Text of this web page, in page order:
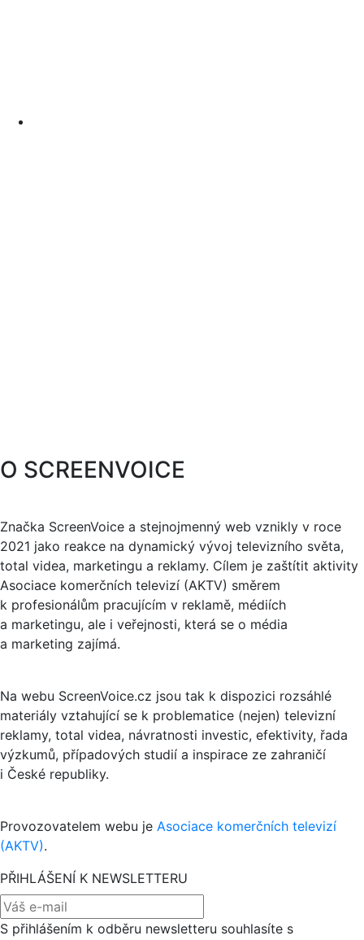
O SCREENVOICE
Značka ScreenVoice a stejnojmenný web vznikly v roce
2021 jako reakce na dynamický vývoj televizního světa,
total videa, marketingu a reklamy. Cílem je zaštítit aktivity
Asociace komerčních televizí (AKTV) směrem
k profesionálům pracujícím v reklamě, médiích
a marketingu, ale i veřejnosti, která se o média
a marketing zajímá.
Na webu ScreenVoice.cz jsou tak k dispozici rozsáhlé
materiály vztahující se k problematice (nejen) televizní
reklamy, total videa, návratnosti investic, efektivity, řada
výzkumů, případových studií a inspirace ze zahraničí
i České republiky.
Provozovatelem webu je Asociace komerčních televizí
(AKTV).
PŘIHLÁŠENÍ K NEWSLETTERU
S přihlášením k odběru newsletteru souhlasíte s